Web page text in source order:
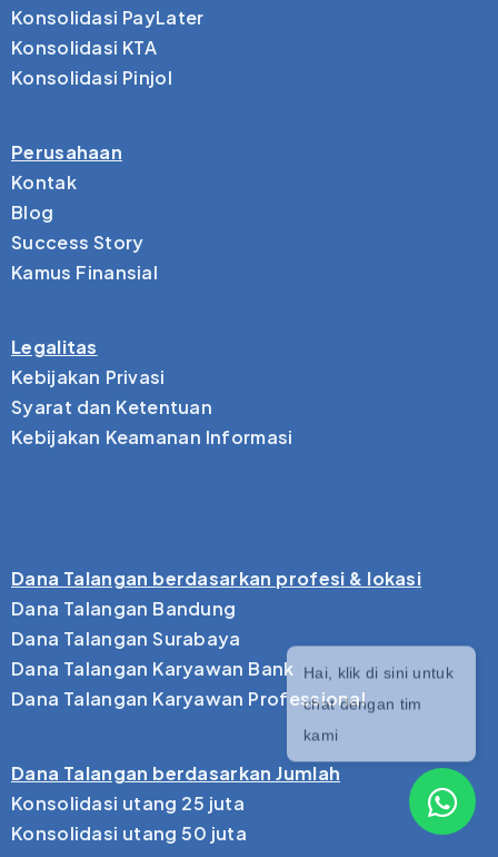
Konsolidasi PayLater
Konsolidasi KTA
Konsolidasi Pinjol
Perusahaan
Kontak
Blog
Success Story
Kamus Finansial
Legalitas
Kebijakan Privasi
Syarat dan Ketentuan
Kebijakan Keamanan Informasi
Dana Talangan berdasarkan profesi & lokasi
Dana Talangan Bandung
Dana Talangan Surabaya
Dana Talangan Karyawan Bank
Dana Talangan Karyawan Professional
Dana Talangan berdasarkan Jumlah
Konsolidasi utang 25 juta
Konsolidasi utang 50 juta